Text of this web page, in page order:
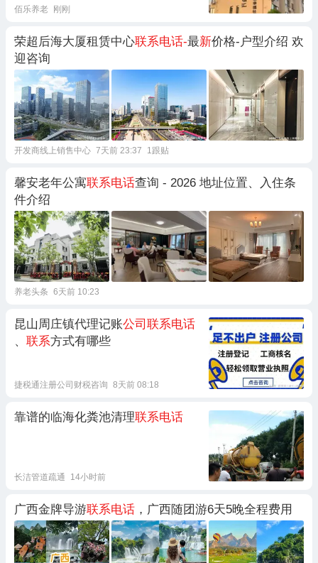
佰乐养老 刚刚
荣超后海大厦租赁中心联系电话-最新价格-户型介绍 欢
迎咨询
开发商线上销售中心 7天前 23:37 1跟贴
馨安老年公寓联系电话查询 - 2026 地址位置、入住条
件介绍
养老头条 6天前 10:23
昆山周庄镇代理记账公司联系电话
、 联系方式有哪些
捷税通注册公司财税咨询 8天前 08:18
靠谱的临海化粪池清理联系电话
长洁管道疏通 14小时前
广西金牌导游联系电话 ，广西随团游6天5晚全程费用